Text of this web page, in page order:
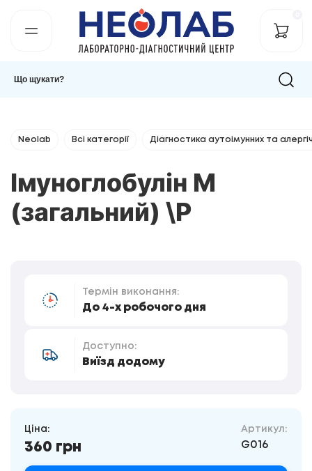
Neolab Всі категорії Діагностика аутоімунних та
Імуноглобулін М
(загальний) \Р
Термін виконання:
До 4-х робочого дня
Доступно:
Виїзд додому
Ціна:
360 грн
Артикул:
G016